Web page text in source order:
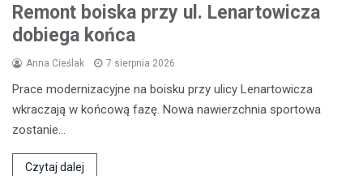
Remont boiska przy ul. Lenartowicza
dobiega końca
Anna Cieślak 7 sierpnia 2026
Prace modernizacyjne na boisku przy ulicy Lenartowicza
wkraczają w końcową fazę. Nowa nawierzchnia sportowa
zostanie…
Czytaj dalej